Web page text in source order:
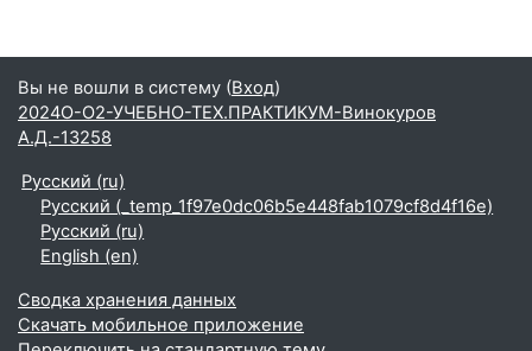
Вы не вошли в систему (Вход)
2024О-О2-УЧЕБНО-ТЕХ.ПРАКТИКУМ-Винокуров
А.Д.-13258
Русский ‎(ru)‎
Русский ‎(_temp_1f97e0dc06b5e448fab1079cf8d4f16e)‎
Русский ‎(ru)‎
English ‎(en)‎
Сводка хранения данных
Скачать мобильное приложение